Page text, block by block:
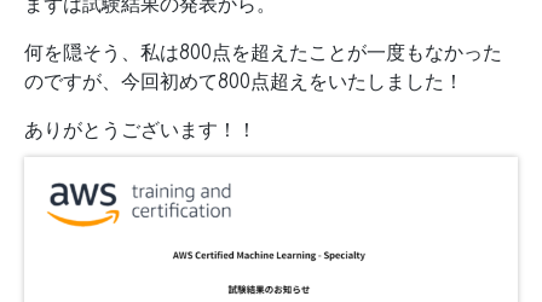
まずは試験結果の発表から。
何を隠そう、私は800点を超えたことが一度もなかった
のですが、今回初めて800点超えをいたしました！
ありがとうございます！！